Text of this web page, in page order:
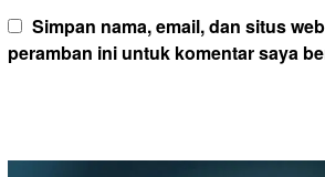
Simpan nama, email, dan situs
peramban ini untuk komentar saya